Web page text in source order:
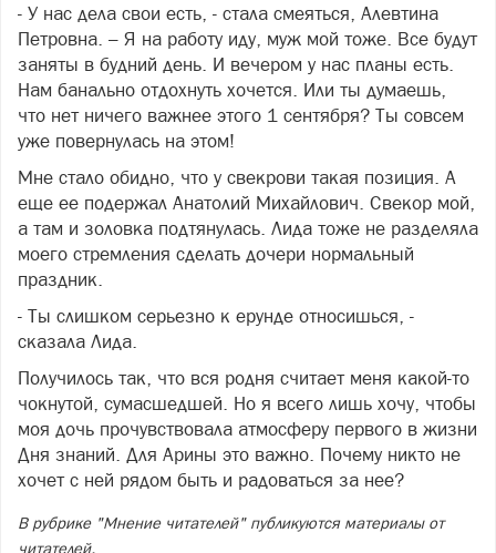
- У нас дела свои есть, - стала смеяться, Алевтина
Петровна. – Я на работу иду, муж мой тоже. Все будут
заняты в будний день. И вечером у нас планы есть.
Нам банально отдохнуть хочется. Или ты думаешь,
что нет ничего важнее этого 1 сентября? Ты совсем
уже повернулась на этом!
Мне стало обидно, что у свекрови такая позиция. А
еще ее подержал Анатолий Михайлович. Свекор мой,
а там и золовка подтянулась. Лида тоже не разделяла
моего стремления сделать дочери нормальный
праздник.
- Ты слишком серьезно к ерунде относишься, -
сказала Лида.
Получилось так, что вся родня считает меня какой-то
чокнутой, сумасшедшей. Но я всего лишь хочу, чтобы
моя дочь прочувствовала атмосферу первого в жизни
Дня знаний. Для Арины это важно. Почему никто не
хочет с ней рядом быть и радоваться за нее?
В рубрике "Мнение читателей" публикуются материалы от
читателей.